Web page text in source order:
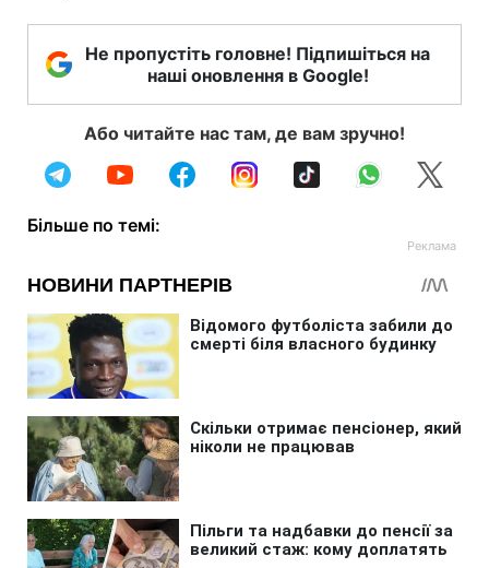
Не пропустіть головне! Підпишіться на
наші оновлення в Google!
Або читайте нас там, де вам зручно!
Більше по темі: